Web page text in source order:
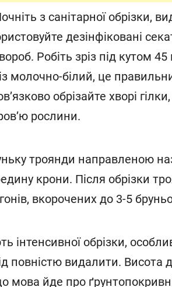
з санітарної обрізки,
дезінфіковані
Робіть зріз під кутом 45
молочно-білий, це
обрізайте хворі
рослини.
троянди направленою
крони. Після обрізки
вкорочених до 3-5
інтенсивної обрізки,
повністю видалити. Висота
мова йде про